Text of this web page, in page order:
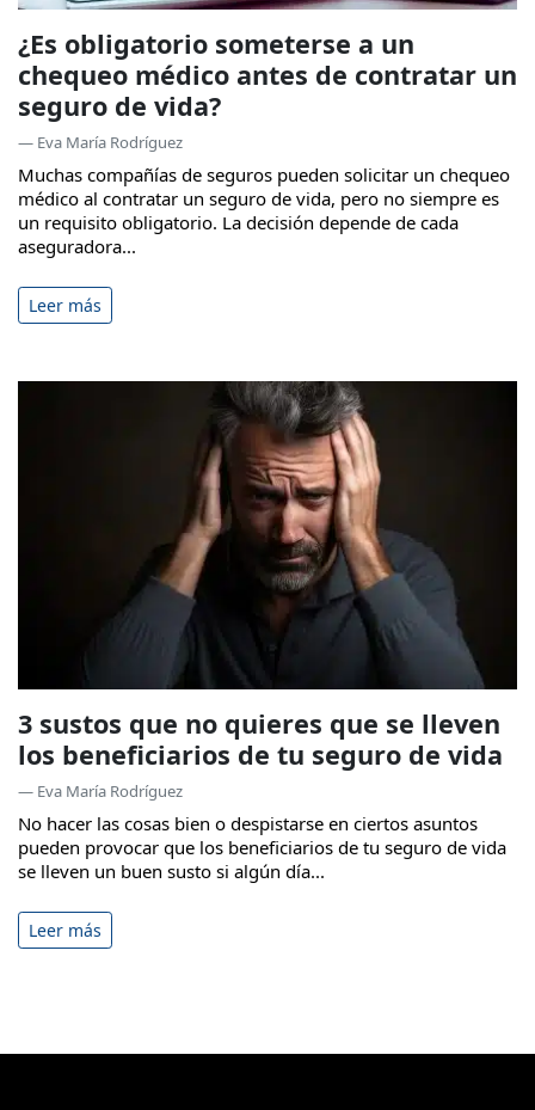
¿Es obligatorio someterse a un
chequeo médico antes de contratar un
seguro de vida?
— Eva María Rodríguez
Muchas compañías de seguros pueden solicitar un chequeo
médico al contratar un seguro de vida, pero no siempre es
un requisito obligatorio. La decisión depende de cada
aseguradora...
Leer más
3 sustos que no quieres que se lleven
los beneficiarios de tu seguro de vida
— Eva María Rodríguez
No hacer las cosas bien o despistarse en ciertos asuntos
pueden provocar que los beneficiarios de tu seguro de vida
se lleven un buen susto si algún día...
Leer más